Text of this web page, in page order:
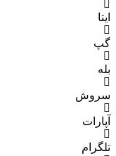
ایتا
گپ
بله
سروش
آپارات
تلگرام